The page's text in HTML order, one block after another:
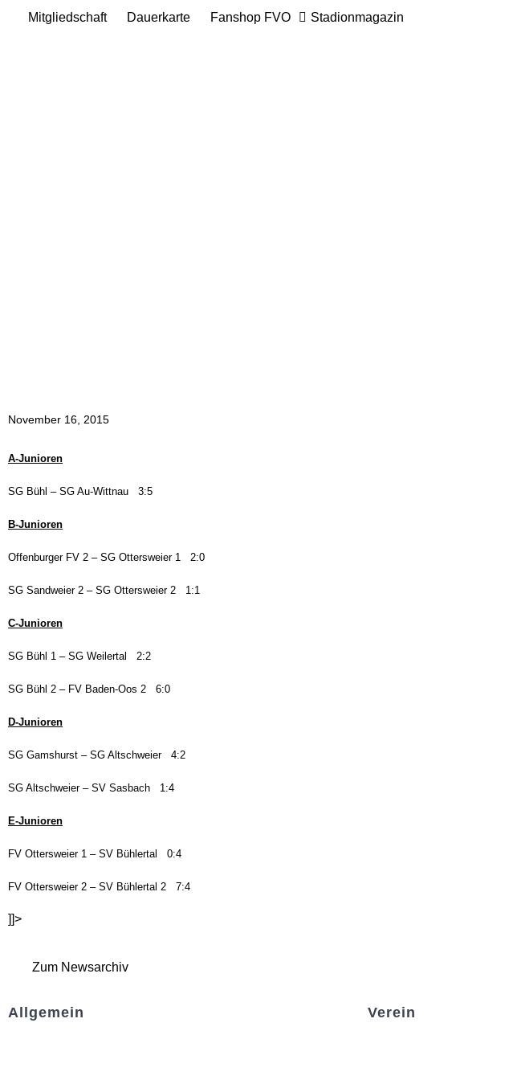
Mitgliedschaft Dauerkarte Fanshop FVO
Stadionmagazin
November 16, 2015
A-Junioren
SG Bühl – SG Au-Wittnau 3:5
B-Junioren
Offenburger FV 2 – SG Ottersweier 1 2:0
SG Sandweier 2 – SG Ottersweier 2 1:1
C-Junioren
SG Bühl 1 – SG Weilertal 2:2
SG Bühl 2 – FV Baden-Oos 2 6:0
D-Junioren
SG Gamshurst – SG Altschweier 4:2
SG Altschweier – SV Sasbach 1:4
E-Junioren
FV Ottersweier 1 – SV Bühlertal 0:4
FV Ottersweier 2 – SV Bühlertal 2 7:4
]]>
Zum Newsarchiv
Allgemein Verein